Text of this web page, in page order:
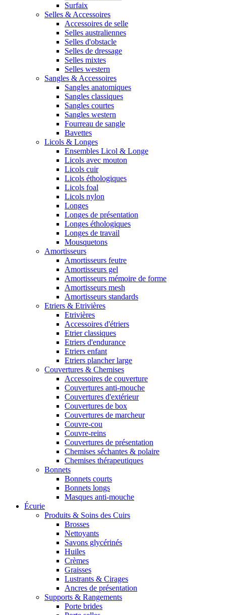
Surfaix
Selles & Accessoires
Accessoires de selle
Selles australiennes
Selles d'obstacle
Selles de dressage
Selles mixtes
Selles western
Sangles & Accessoires
Sangles anatomiques
Sangles classiques
Sangles courtes
Sangles western
Fourreau de sangle
Bavettes
Licols & Longes
Ensembles Licol & Longe
Licols avec mouton
Licols cuir
Licols éthologiques
Licols foal
Licols nylon
Longes
Longes de présentation
Longes éthologiques
Longes de travail
Mousquetons
Amortisseurs
Amortisseurs feutre
Amortisseurs gel
Amortisseurs mémoire de forme
Amortisseurs mesh
Amortisseurs standards
Etriers & Etrivières
Etrivières
Accessoires d'étriers
Etrier classiques
Etriers d'endurance
Etriers enfant
Etriers plancher large
Couvertures & Chemises
Accessoires de couverture
Couvertures anti-mouche
Couvertures d'extérieur
Couvertures de box
Couvertures de marcheur
Couvre-cou
Couvre-reins
Couvertures de présentation
Chemises séchantes & polaire
Chemises thérapeutiques
Bonnets
Bonnets courts
Bonnets longs
Masques anti-mouche
Écurie
Produits & Soins des Cuirs
Brosses
Nettoyants
Savons glycérinés
Huiles
Crèmes
Graisses
Lustrants & Cirages
Ancres de présentation
Supports & Rangements
Porte brides